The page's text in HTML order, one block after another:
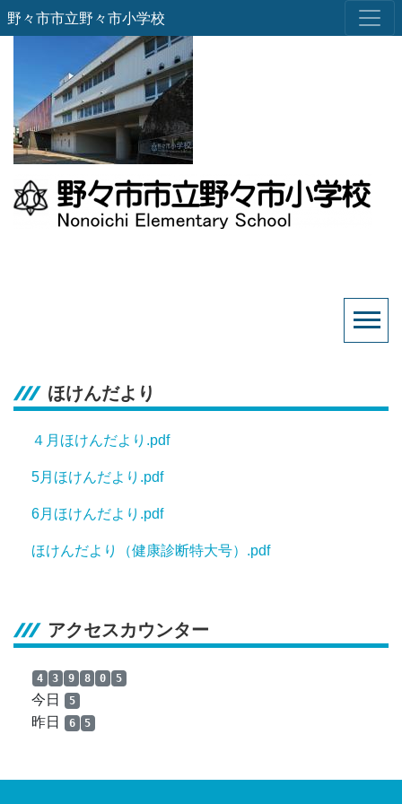
野々市市立野々市小学校
アクセスカウンター
4 3 9 8 0 5
今日 5
昨日 6 5
ほけんだより
４月ほけんだより.pdf
5月ほけんだより.pdf
6月ほけんだより.pdf
ほけんだより（健康診断特大号）.pdf